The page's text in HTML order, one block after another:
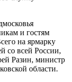
и гостям
на ярмарку
со всей России,
Разин, министр
области.